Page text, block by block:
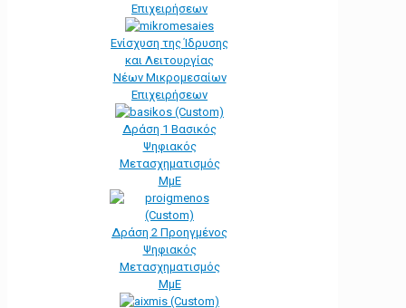
Επιχειρήσεων
Ενίσχυση της Ίδρυσης
και Λειτουργίας
Νέων Μικρομεσαίων
Επιχειρήσεων
Δράση 1 Βασικός
Ψηφιακός
Μετασχηματισμός
ΜμΕ
Δράση 2 Προηγμένος
Ψηφιακός
Μετασχηματισμός
ΜμΕ